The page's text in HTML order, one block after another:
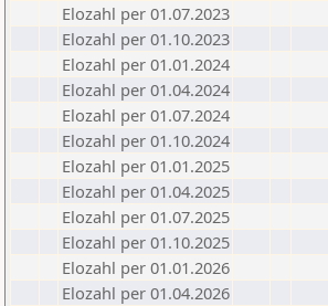
Elozahl per 01.07.2023
Elozahl per 01.10.2023
Elozahl per 01.01.2024
Elozahl per 01.04.2024
Elozahl per 01.07.2024
Elozahl per 01.10.2024
Elozahl per 01.01.2025
Elozahl per 01.04.2025
Elozahl per 01.07.2025
Elozahl per 01.10.2025
Elozahl per 01.01.2026
Elozahl per 01.04.2026